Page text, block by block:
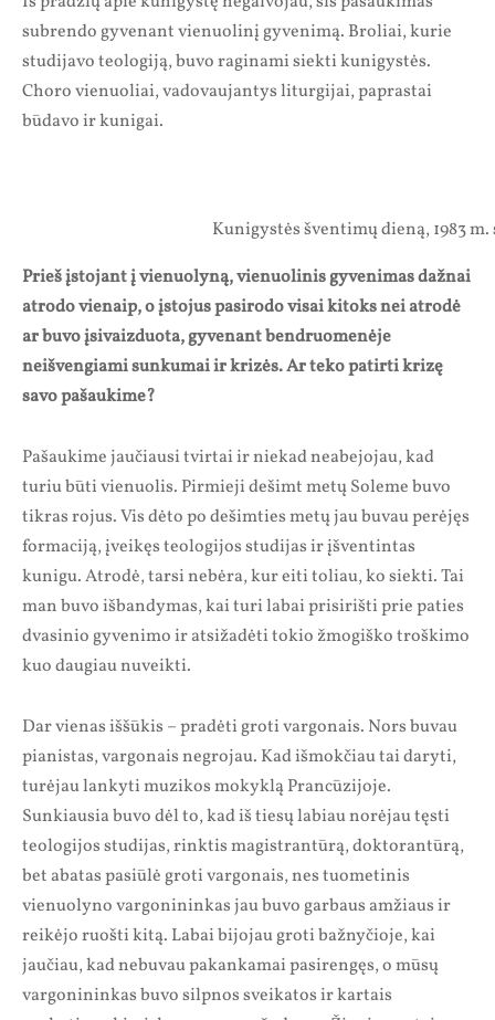
subrendo gyvenant vienuolinį gyvenimą. Broliai, kurie
studijavo teologiją, buvo raginami siekti kunigystės.
Choro vienuoliai, vadovaujantys liturgijai, paprastai
būdavo ir kunigai.
Kunigystės šventimų dieną, 1983 m.
Prieš įstojant į vienuolyną, vienuolinis gyvenimas dažnai
atrodo vienaip, o įstojus pasirodo visai kitoks nei atrodė
ar buvo įsivaizduota, gyvenant bendruomenėje
neišvengiami sunkumai ir krizės. Ar teko patirti krizę
savo pašaukime?
Pašaukime jaučiausi tvirtai ir niekad neabejojau, kad
turiu būti vienuolis. Pirmieji dešimt metų Soleme buvo
tikras rojus. Vis dėto po dešimties metų jau buvau perėjęs
formaciją, įveikęs teologijos studijas ir įšventintas
kunigu. Atrodė, tarsi nebėra, kur eiti toliau, ko siekti. Tai
man buvo išbandymas, kai turi labai prisirišti prie paties
dvasinio gyvenimo ir atsižadėti tokio žmogiško troškimo
kuo daugiau nuveikti.
Dar vienas iššūkis – pradėti groti vargonais. Nors buvau
pianistas, vargonais negrojau. Kad išmokčiau tai daryti,
turėjau lankyti muzikos mokyklą Prancūzijoje.
Sunkiausia buvo dėl to, kad iš tiesų labiau norėjau tęsti
teologijos studijas, rinktis magistrantūrą, doktorantūrą,
bet abatas pasiūlė groti vargonais, nes tuometinis
vienuolyno vargonininkas jau buvo garbaus amžiaus ir
reikėjo ruošti kitą. Labai bijojau groti bažnyčioje, kai
jaučiau, kad nebuvau pakankamai pasirengęs, o mūsų
vargonininkas buvo silpnos sveikatos ir kartais